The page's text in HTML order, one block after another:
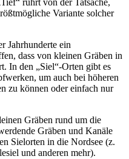
rührt von der Tatsache,
Variante solcher
Jahrhunderte ein
dass von kleinen Gräben in
In den „Siel“-Orten gibt es
um auch bei höheren
zu können oder einfach nur
Gräben rund um die
Gräben und Kanäle
Sielorten in die Nordsee (z.
und anderen mehr).